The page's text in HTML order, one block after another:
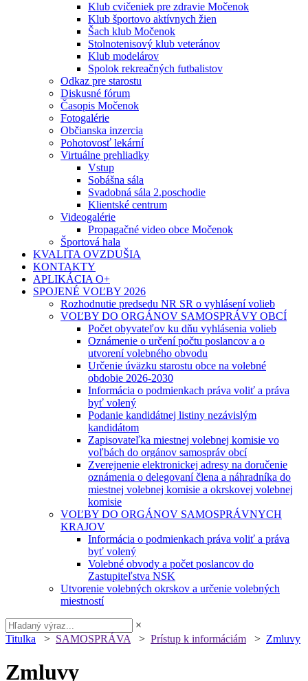
Klub cvičeniek pre zdravie Močenok
Klub športovo aktívnych žien
Šach klub Močenok
Stolnotenisový klub veteránov
Klub modelárov
Spolok rekreačných futbalistov
Odkaz pre starostu
Diskusné fórum
Časopis Močenok
Fotogalérie
Občianska inzercia
Pohotovosť lekární
Virtuálne prehliadky
Vstup
Sobášna sála
Svadobná sála 2.poschodie
Klientské centrum
Videogalérie
Propagačné video obce Močenok
Športová hala
KVALITA OVZDUŠIA
KONTAKTY
APLIKÁCIA O+
SPOJENÉ VOĽBY 2026
Rozhodnutie predsedu NR SR o vyhlásení volieb
VOĽBY DO ORGÁNOV SAMOSPRÁVY OBCÍ
Počet obyvateľov ku dňu vyhlásenia volieb
Oznámenie o určení počtu poslancov a o
utvorení volebného obvodu
Určenie úväzku starostu obce na volebné
obdobie 2026-2030
Informácia o podmienkach práva voliť a práva
byť volený
Podanie kandidátnej listiny nezávislým
kandidátom
Zapisovateľka miestnej volebnej komisie vo
voľbách do orgánov samospráv obcí
Zverejnenie elektronickej adresy na doručenie
oznámenia o delegovaní člena a náhradníka do
miestnej volebnej komisie a okrskovej volebnej
komisie
VOĽBY DO ORGÁNOV SAMOSPRÁVNYCH
KRAJOV
Informácia o podmienkach práva voliť a práva
byť volený
Volebné obvody a počet poslancov do
Zastupiteľstva NSK
Utvorenie volebných okrskov a určenie volebných
miestností
×
Titulka > SAMOSPRÁVA > Prístup k informáciám > Zmluvy
Zmluvy